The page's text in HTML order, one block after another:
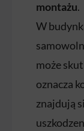
montażu.
W
może
oznacza
znajdują